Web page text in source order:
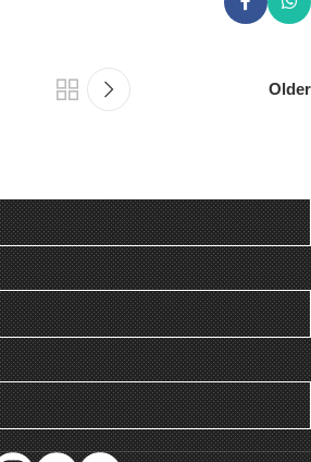
Older